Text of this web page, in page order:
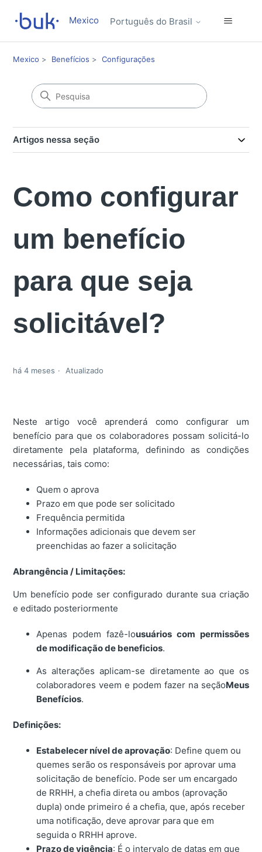
Mexico Português do Brasil
Mexico Benefícios Configurações
Artigos nessa seção
Como configurar
um benefício
para que seja
solicitável?
há 4 meses Atualizado
Neste artigo você aprenderá como configurar um
benefício para que os colaboradores possam solicitá-lo
diretamente pela plataforma, definindo as condições
necessárias, tais como:
Quem o aprova
Prazo em que pode ser solicitado
Frequência permitida
Informações adicionais que devem ser
preenchidas ao fazer a solicitação
Abrangência / Limitações:
Um benefício pode ser configurado durante sua criação
e editado posteriormente
Apenas podem fazê-lousuários com permissões
de modificação de beneficios.
As alterações aplicam-se diretamente ao que os
colaboradores veem e podem fazer na seçãoMeus
Benefícios.
Definições:
Estabelecer nível de aprovação: Define quem ou
quemes serão os responsáveis por aprovar uma
solicitação de benefício. Pode ser um encargado
de RRHH, a chefia direta ou ambos (aprovação
dupla) onde primeiro é a chefia, que, após receber
uma notificação, deve aprovar para que em
seguida o RRHH aprove.
Prazo de vigência: É o intervalo de datas em que